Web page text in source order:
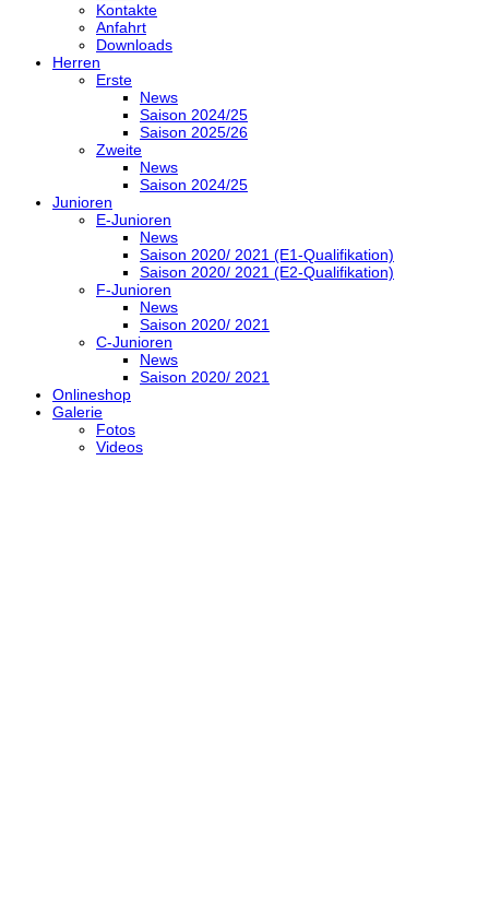
Kontakte
Anfahrt
Downloads
Herren
Erste
News
Saison 2024/25
Saison 2025/26
Zweite
News
Saison 2024/25
Junioren
E-Junioren
News
Saison 2020/ 2021 (E1-Qualifikation)
Saison 2020/ 2021 (E2-Qualifikation)
F-Junioren
News
Saison 2020/ 2021
C-Junioren
News
Saison 2020/ 2021
Onlineshop
Galerie
Fotos
Videos